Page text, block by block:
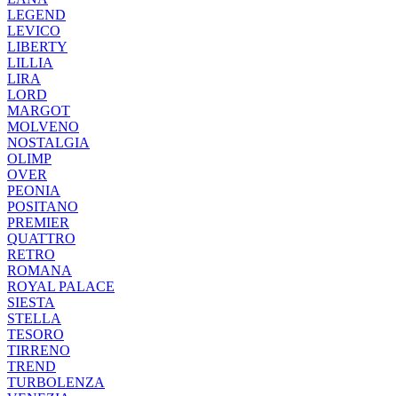
LEGEND
LEVICO
LIBERTY
LILLIA
LIRA
LORD
MARGOT
MOLVENO
NOSTALGIA
OLIMP
OVER
PEONIA
POSITANO
PREMIER
QUATTRO
RETRO
ROMANA
ROYAL PALACE
SIESTA
STELLA
TESORO
TIRRENO
TREND
TURBOLENZA